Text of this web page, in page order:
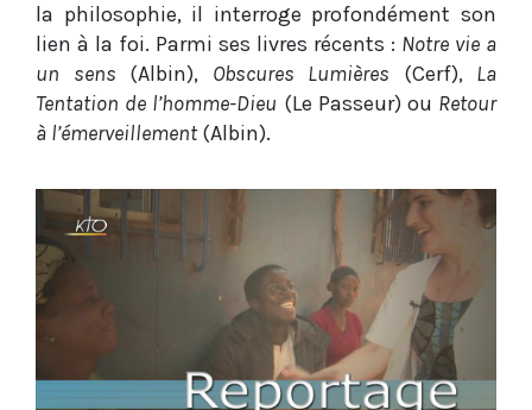
la philosophie, il interroge profondément son
lien à la foi. Parmi ses livres récents : Notre vie a
un sens (Albin), Obscures Lumières (Cerf),La
Tentation de l’homme-Dieu (Le Passeur) ou Retour
à l’émerveillement(Albin).